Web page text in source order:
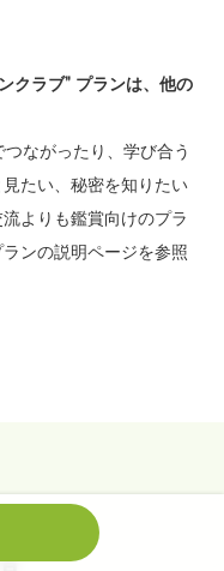
クラブ” プランは、他の
ながったり、学び合う
たい、秘密を知りたい
よりも鑑賞向けのプラ
ンの説明ページを参照